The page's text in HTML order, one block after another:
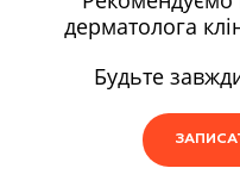
дерматолога
Будьте